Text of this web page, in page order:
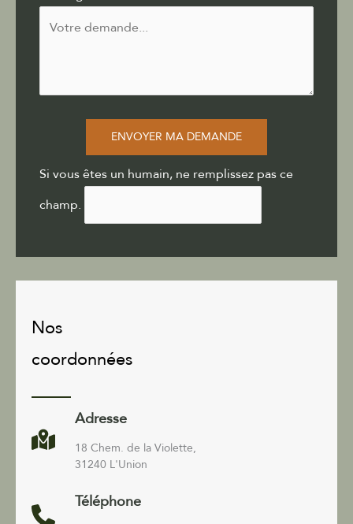
ENVOYER MA DEMANDE
Si vous êtes un humain, ne remplissez pas ce
champ.
Nos
coordonnées
Adresse
18 Chem. de la Violette,
31240 L'Union
Téléphone